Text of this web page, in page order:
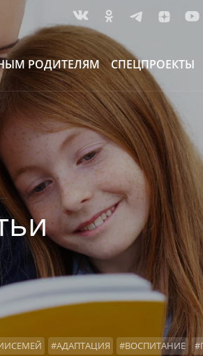
РОДИТЕЛЯМ СПЕЦПРОЕКТЫ
#АДАПТАЦИЯ #ВОСПИТАНИЕ